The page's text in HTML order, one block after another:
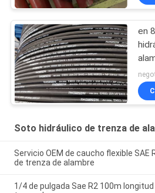
en
Soto hidráulico de trenza de
Servicio OEM de caucho flexible SAE
de trenza de alambre
1/4 de pulgada Sae R2 100m